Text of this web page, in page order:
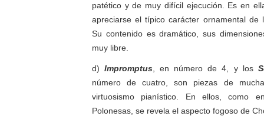
patético y de muy difícil ejecución. Es en
apreciarse el típico carácter ornamental
Su contenido es dramático, sus
muy libre.
d)Impromptus , en número de 4, y los
número de cuatro, son piezas de
virtuosismo pianístico. En ellos, como
Polonesas, se revela el aspecto fogoso de